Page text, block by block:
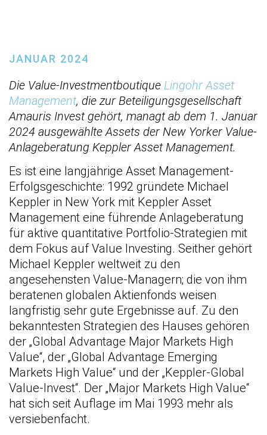
JANUAR 2024
Die Value-Investmentboutique Lingohr Asset
Management, die zur Beteiligungsgesellschaft
Amauris Invest gehört, managt ab dem 1. Januar
2024 ausgewählte Assets der New Yorker Value-
Anlageberatung Keppler Asset Management.
Es ist eine langjährige Asset Management-
Erfolgsgeschichte: 1992 gründete Michael
Keppler in New York mit Keppler Asset
Management eine führende Anlageberatung
für aktive quantitative Portfolio-Strategien mit
dem Fokus auf Value Investing. Seither gehört
Michael Keppler weltweit zu den
angesehensten Value-Managern; die von ihm
beratenen globalen Aktienfonds weisen
langfristig sehr gute Ergebnisse auf. Zu den
bekanntesten Strategien des Hauses gehören
der „Global Advantage Major Markets High
Value“, der „Global Advantage Emerging
Markets High Value“ und der „Keppler-Global
Value-Invest“. Der „Major Markets High Value“
hat sich seit Auflage im Mai 1993 mehr als
versiebenfacht.